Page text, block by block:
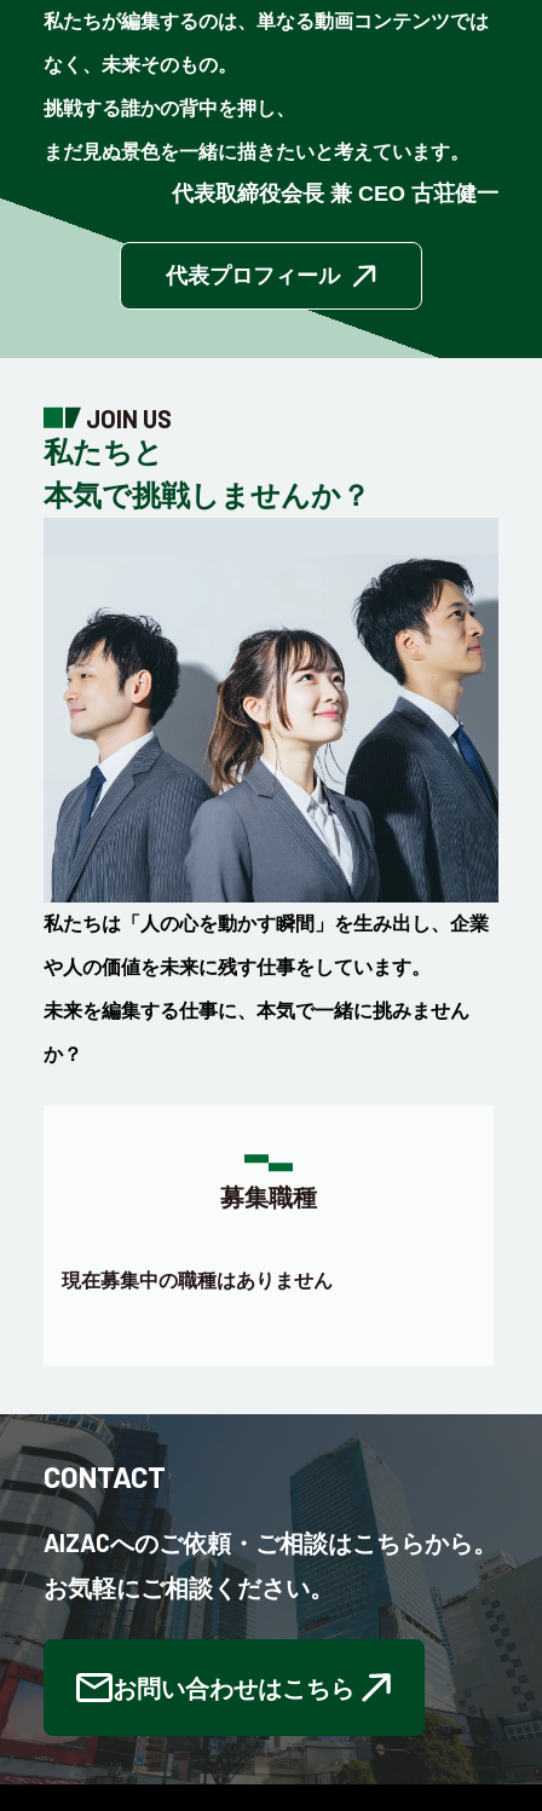
私たちが編集するのは、単なる動画コンテンツでは
なく、未来そのもの。
挑戦する誰かの背中を押し、
まだ見ぬ景色を一緒に描きたいと考えています。
代表取締役会長 兼 CEO 古荘健一
代表プロフィール
JOIN US
私たちと
本気で挑戦しませんか？
私たちは「人の心を動かす瞬間」を生み出し、企業
や人の価値を未来に残す仕事をしています。
未来を編集する仕事に、本気で一緒に挑みません
か？
募集職種
現在募集中の職種はありません
CONTACT
AIZACへのご依頼・ご相談はこちらから。
お気軽にご相談ください。
お問い合わせはこちら